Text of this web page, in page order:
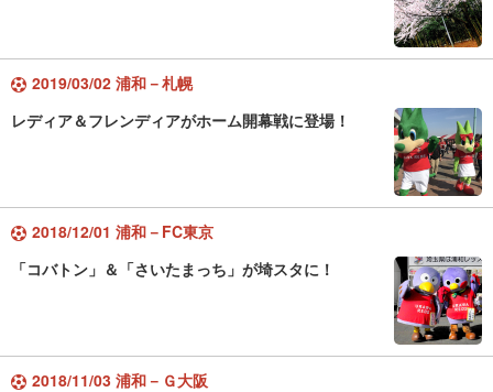
2019/03/02 浦和－札幌
レディア＆フレンディアがホーム開幕戦に登場！
2018/12/01 浦和－FC東京
「コバトン」＆「さいたまっち」が埼スタに！
2018/11/03 浦和－Ｇ大阪